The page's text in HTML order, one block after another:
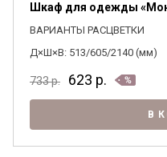
Шкаф для одежды
ВАРИАНТЫ РАСЦВЕТКИ
Д×Ш×В: 513/605/2140 (мм)
733р. 623 р.
В